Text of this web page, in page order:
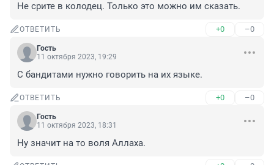
Не срите в колодец. Только это можно им сказать.
ОТВЕТИТЬ +0 –0
Гость
11 октября 2023, 19:29
С бандитами нужно говорить на их языке.
ОТВЕТИТЬ +0 –0
Гость
11 октября 2023, 18:31
Ну значит на то воля Аллаха.